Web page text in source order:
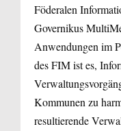
Föderalen
Governikus
Anwendungen im
des FIM ist es,
Kommunen zu
resultierende